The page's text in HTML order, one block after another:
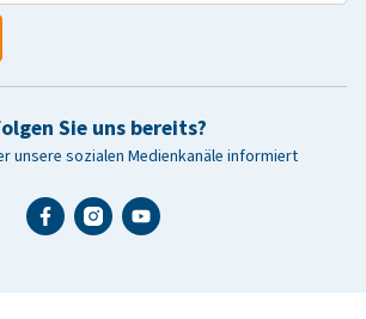
Sie uns bereits?
unsere sozialen Medienkanäle informiert